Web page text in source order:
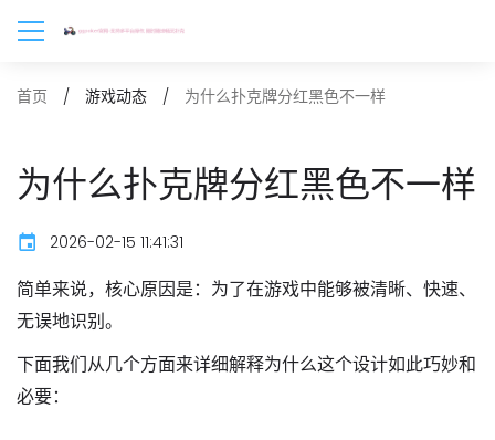
首页 游戏动态 为什么扑克牌分红黑色不一样
为什么扑克牌分红黑色不一样
2026-02-15 11:41:31
简单来说， 核心原因是：为了在游戏中能够被清晰、快速、
无误地识别。
下面我们从几个方面来详细解释为什么这个设计如此巧妙和
必要：